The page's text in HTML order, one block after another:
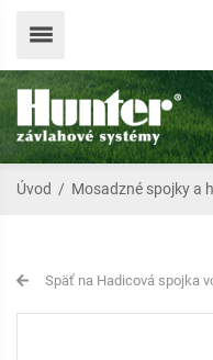
Úvod / Mosadzné spojky a
Späť na Hadicová spojka